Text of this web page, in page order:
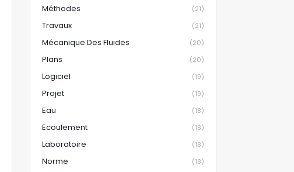
Méthodes (21)
Travaux (21)
Mécanique Des Fluides (20)
Plans (20)
Logiciel (19)
Projet (19)
Eau (18)
Ecoulement (18)
Laboratoire (18)
Norme (18)